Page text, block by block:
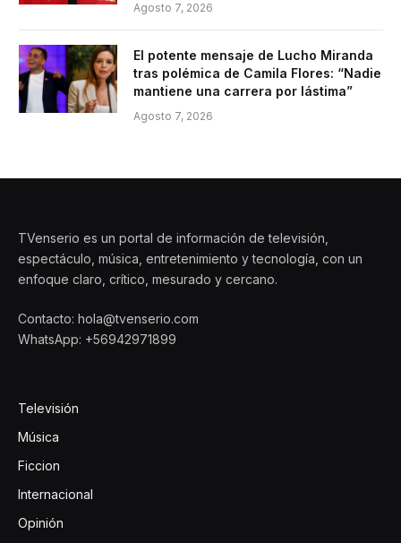
Agosto 7, 2026
El potente mensaje de Lucho Miranda
tras polémica de Camila Flores: “Nadie
mantiene una carrera por lástima”
Agosto 7, 2026
TVenserio es un portal de información de televisión,
espectáculo, música, entretenimiento y tecnología, con un
enfoque claro, crítico, mesurado y cercano.
Contacto: hola@tvenserio.com
WhatsApp: +56942971899
Televisión
Música
Ficcion
Internacional
Opinión